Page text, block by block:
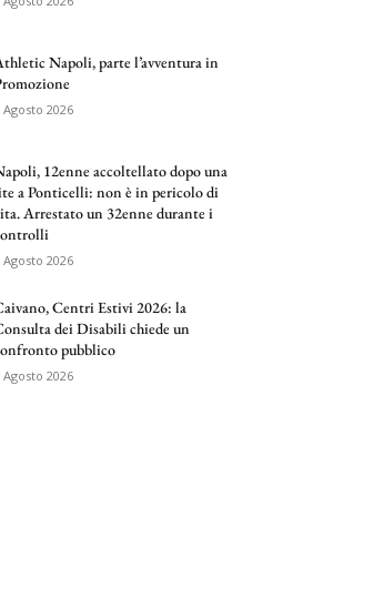
Napoli, parte l’avventura in
Agosto 2026
12enne accoltellato dopo una
a Ponticelli: non è in pericolo di
Arrestato un 32enne durante i
Agosto 2026
Centri Estivi 2026: la
dei Disabili chiede un
pubblico
Agosto 2026